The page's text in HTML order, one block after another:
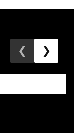
❮ ❯